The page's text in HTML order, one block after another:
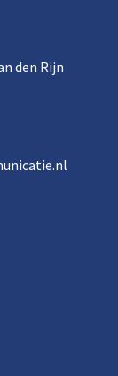
den Rijn